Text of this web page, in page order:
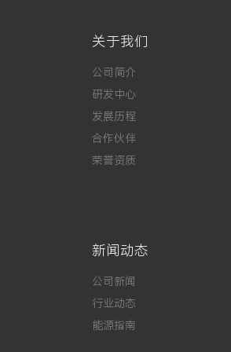
关于我们
公司简介
研发中心
发展历程
合作伙伴
荣誉资质
新闻动态
公司新闻
行业动态
能源指南